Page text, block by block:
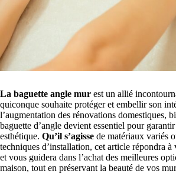
La baguette angle mur est un allié
quiconque souhaite protéger et embellir son
l’augmentation des rénovations domestiques,
baguette d’angle devient essentiel pour
esthétique. Qu’il s’agisse de matériaux variés
techniques d’installation, cet article répondra à
et vous guidera dans l’achat des meilleures
maison, tout en préservant la beauté de vos